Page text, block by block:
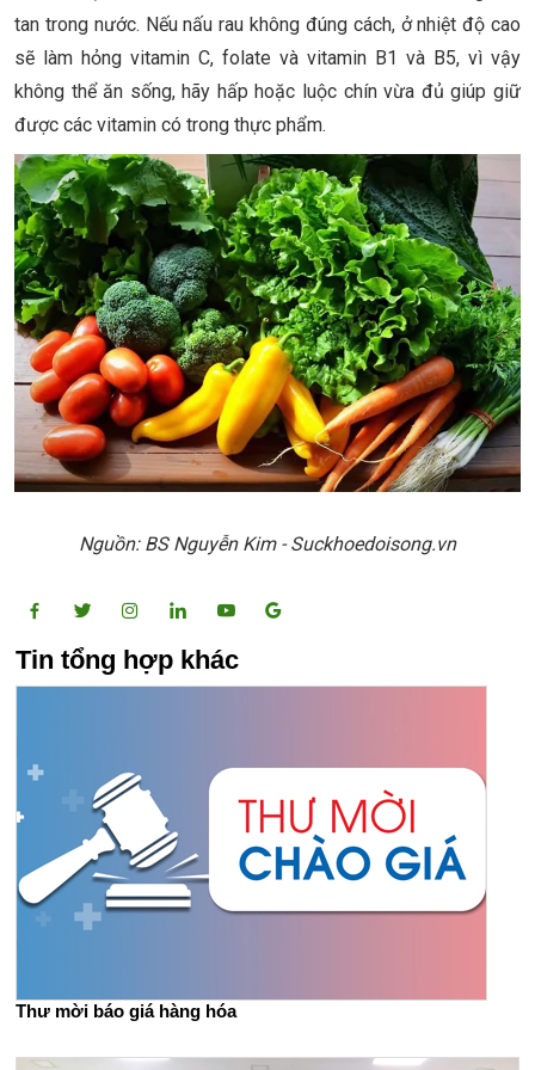
tan trong nước. Nếu nấu rau không đúng cách, ở nhiệt độ cao
sẽ làm hỏng vitamin C, folate và vitamin B1 và B5, vì vậy
không thể ăn sống, hãy hấp hoặc luộc chín vừa đủ giúp giữ
được các vitamin có trong thực phẩm.
Nguồn: BS Nguyễn Kim - Suckhoedoisong.vn
Tin tổng hợp khác
Thư mời báo giá hàng hóa